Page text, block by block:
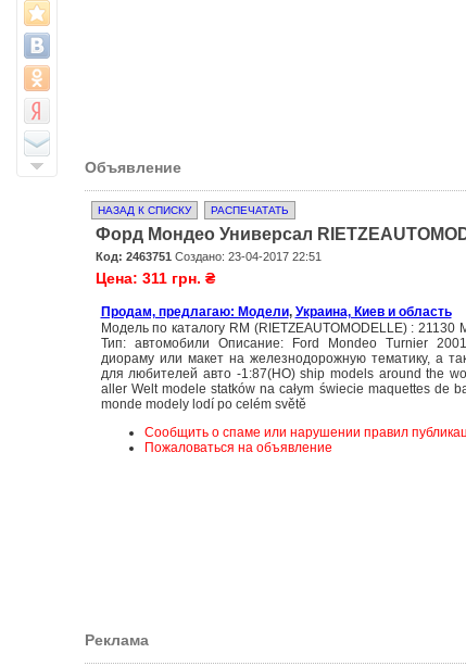
Объявление
НАЗАД К СПИСКУ РАСПЕЧАТАТЬ
Форд Мондео Универсал
Код: 2463751 Создано: 23-04-2017 22:51
Цена: 311 грн. ₴
Продам, предлагаю: Модели, Украина, Киев и область
Модель по каталогу RM (RIETZEAUTOMODELLE) :
Тип: автомобили Описание: Ford Mondeo Turnier
диораму или макет на железнодорожную тематику, а
для любителей авто -1:87(HO) ship models around the
aller Welt modele statków na całym świecie maquettes de
monde modely lodí po celém světě
Сообщить о спаме или нарушении правил
Пожаловаться на объявление
Реклама